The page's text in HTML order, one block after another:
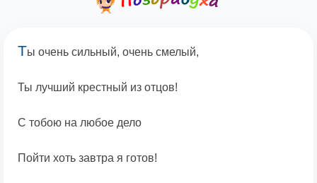
Ты очень сильный, очень смелый,
Ты лучший крестный из отцов!
С тобою на любое дело
Пойти хоть завтра я готов!